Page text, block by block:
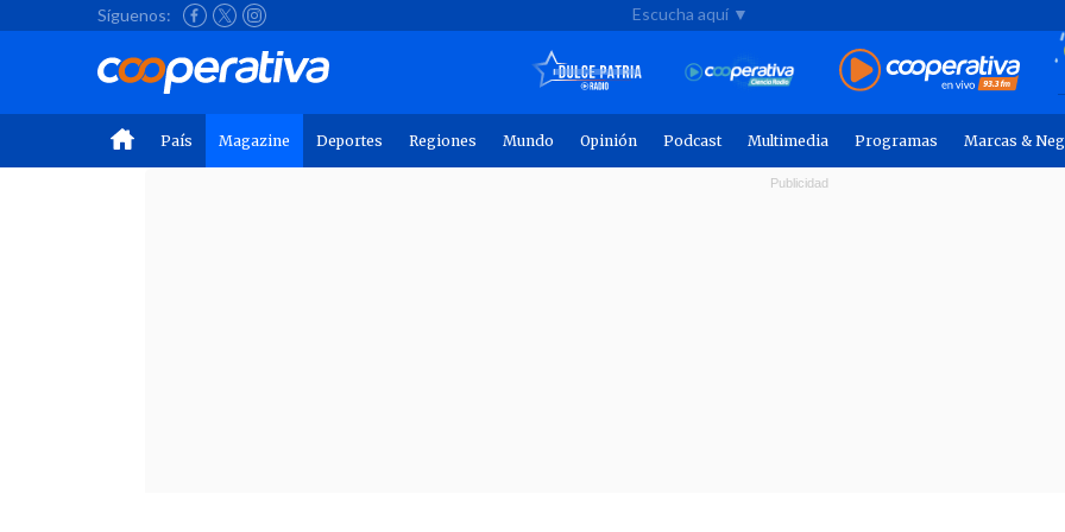
Síguenos: Escucha aquí ▼
País Magazine Deportes Regiones Mundo Opinión Podcast Multimedia Programas Marcas &